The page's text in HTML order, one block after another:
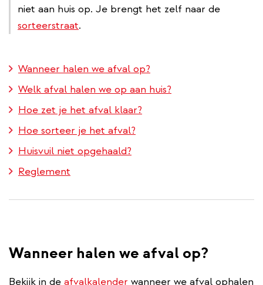
niet aan huis op. Je brengt het zelf naar de
sorteerstraat.
Wanneer halen we afval op?
Welk afval halen we op aan huis?
Hoe zet je het afval klaar?
Hoe sorteer je het afval?
Huisvuil niet opgehaald?
Reglement
Wanneer halen we afval op?
Bekijk in de afvalkalender wanneer we afval ophalen